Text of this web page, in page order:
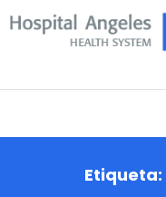
Skip
To
Etiqueta: